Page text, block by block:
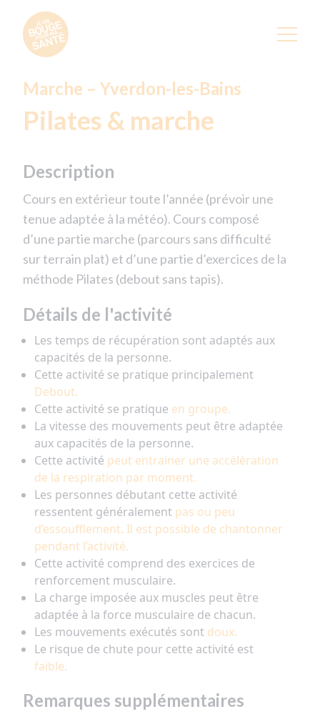
Marche – Yverdon-les-Bains
Pilates & marche
Description
Cours en extérieur toute l’année (prévoir une
tenue adaptée à la météo). Cours composé
d’une partie marche (parcours sans difficulté
sur terrain plat) et d’une partie d’exercices de la
méthode Pilates (debout sans tapis).
Détails de l'activité
Les temps de récupération sont adaptés aux
capacités de la personne.
Cette activité se pratique principalement
Debout.
Cette activité se pratique en groupe.
La vitesse des mouvements peut être adaptée
aux capacités de la personne.
Cette activité peut entrainer une accélération
de la respiration par moment.
Les personnes débutant cette activité
ressentent généralement pas ou peu
d’essoufflement. Il est possible de chantonner
pendant l’activité.
Cette activité comprend des exercices de
renforcement musculaire.
La charge imposée aux muscles peut être
adaptée à la force musculaire de chacun.
Les mouvements exécutés sont doux.
Le risque de chute pour cette activité est
faible.
Remarques supplémentaires